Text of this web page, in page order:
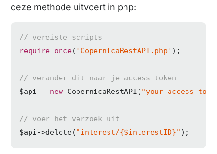
deze methode uitvoert in php:
// vereiste scripts
require_once( 'CopernicaRestAPI.php' );
// verander dit naar je access token
$api = new CopernicaRestAPI( "your-access-
// voer het verzoek uit
$api->delete( "interest/{$interestID}" );